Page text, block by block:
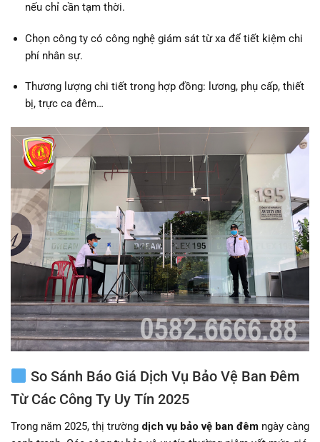
nếu chỉ cần tạm thời.
Chọn công ty có công nghệ giám sát từ xa để tiết kiệm chi
phí nhân sự.
Thương lượng chi tiết trong hợp đồng: lương, phụ cấp, thiết
bị, trực ca đêm…
So Sánh Báo Giá Dịch Vụ Bảo Vệ Ban Đêm
Từ Các Công Ty Uy Tín 2025
Trong năm 2025, thị trường dịch vụ bảo vệ ban đêm ngày càng